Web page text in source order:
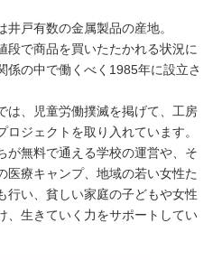
戸有数の金属製品の産地。
段で商品を買いたたかれる状況に
係の中で働くべく1985年に設立さ
は、児童労働撲滅を掲げて、工房
ジェクトを取り入れています。
が無料で通える学校の運営や、そ
医療キャンプ、地域の若い女性た
行い、貧しい家庭の子どもや女性
、生きていく力をサポートしてい